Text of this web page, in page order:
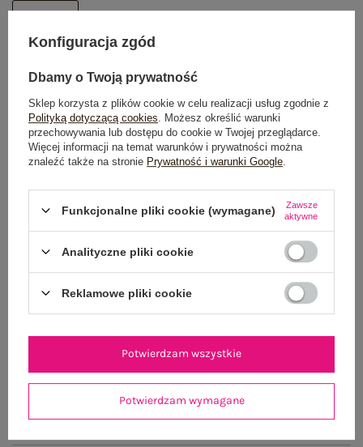
One size
Możesz kupić także poprzez:
Do darmowej dostawy brakuje 200,00 zł
100 dni na zwrot
GŁÓWNE PARAMETRY
Konfiguracja zgód
Dbamy o Twoją prywatność
Sklep korzysta z plików cookie w celu realizacji usług zgodnie z
Polityką dotyczącą cookies . Możesz określić warunki
przechowywania lub dostępu do cookie w Twojej przeglądarce.
Więcej informacji na temat warunków i prywatności można
znaleźć także na stronie Prywatność i warunki Google
Funkcjonalne pliki cookie (wymagane) Zawsze
aktywne
Analityczne pliki cookie
Reklamowe pliki cookie
Potwierdzam wymagane
Potwierdzam wszystkie